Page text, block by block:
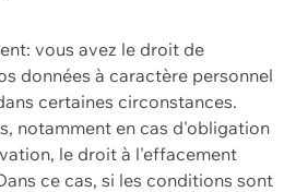
vous avez le droit de
données à caractère personnel
certaines circonstances.
notamment en cas d'obligation
le droit à l'effacement
ce cas, si les conditions sont